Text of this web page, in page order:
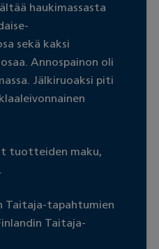
haukimassasta
sekä kaksi
Annospainon oli
Jälkiruoaksi piti
tuotteiden maku,
Taitaja-tapahtumien
Taitaja-